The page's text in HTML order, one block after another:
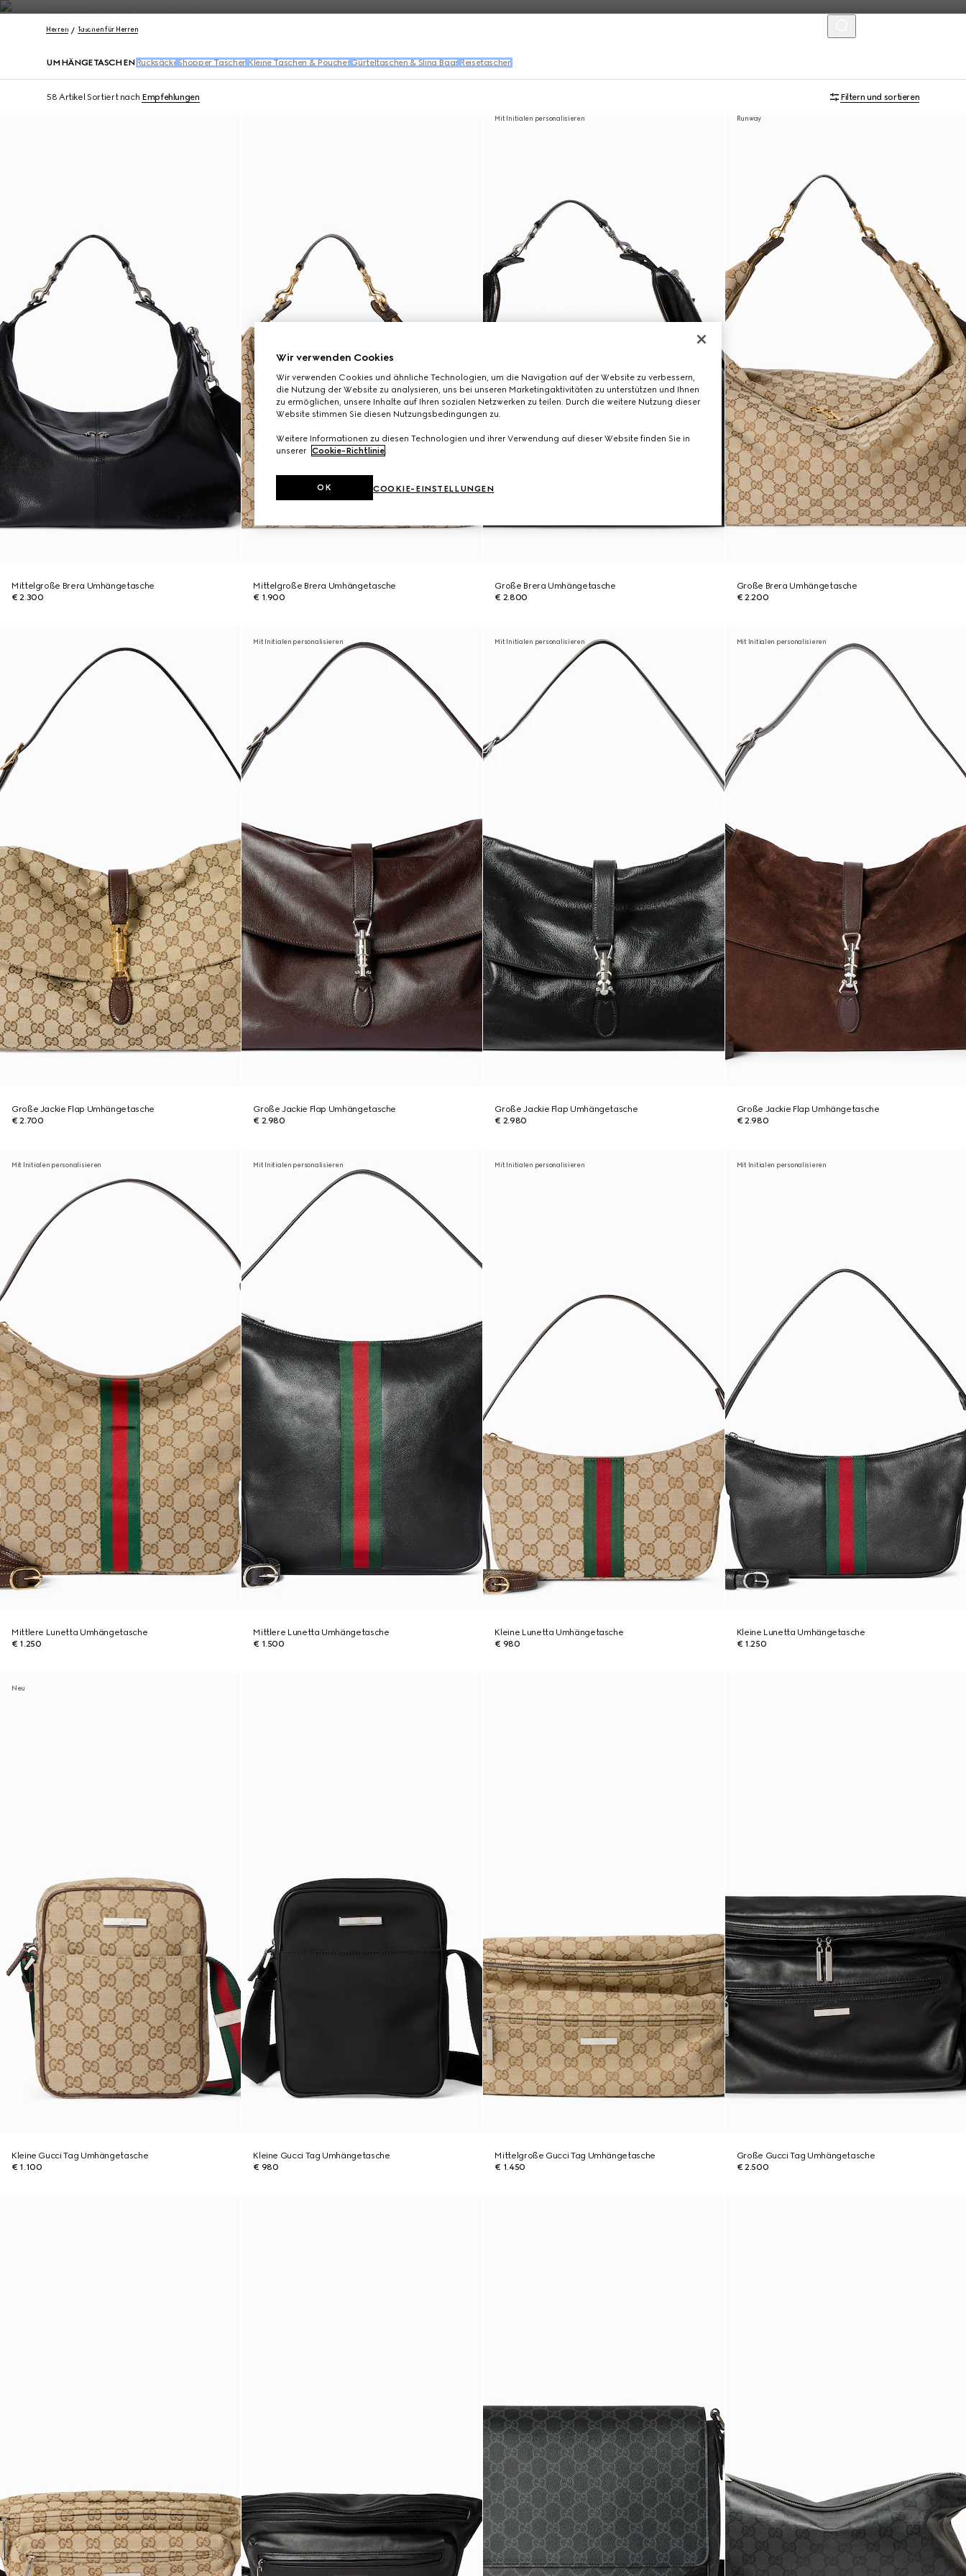
Kontakt
Herren Taschen für Herren
UMHÄNGETASCHEN RucksäckeShopper Taschen Kleine Taschen & Pouches Gürteltaschen & Sling Bags Reisetaschen
58 Artikel Sortiert nach Empfehlungen Filtern und sortieren
Mittelgroße Brera Umhängetasche
€ 2.300
Mittelgroße Brera Umhängetasche
€ 1.900
Mit Initialen personalisieren
Große Brera Umhängetasche
€ 2.800
Runway
Große Brera Umhängetasche
€ 2.200
Große Jackie Flap Umhängetasche
€ 2.700
Mit Initialen personalisieren
Große Jackie Flap Umhängetasche
€ 2.980
Mit Initialen personalisieren
Große Jackie Flap Umhängetasche
€ 2.980
Mit Initialen personalisieren
Große Jackie Flap Umhängetasche
€ 2.980
Mit Initialen personalisieren
Mittlere Lunetta Umhängetasche
€ 1.250
Mit Initialen personalisieren
Mittlere Lunetta Umhängetasche
€ 1.500
Mit Initialen personalisieren
Kleine Lunetta Umhängetasche
€ 980
Mit Initialen personalisieren
Kleine Lunetta Umhängetasche
€ 1.250
Neu
Kleine Gucci Tag Umhängetasche
€ 1.100
Kleine Gucci Tag Umhängetasche
€ 980
Mittelgroße Gucci Tag Umhängetasche
€ 1.450
Große Gucci Tag Umhängetasche
€ 2.500
Wir verwenden Cookies
Wir verwenden Cookies und ähnliche Technologien, um die Navigation auf der Website zu verbessern,
die Nutzung der Website zu analysieren, uns bei unseren Marketingaktivitäten zu unterstützen und Ihnen
zu ermöglichen, unsere Inhalte auf Ihren sozialen Netzwerken zu teilen. Durch die weitere Nutzung dieser
Website stimmen Sie diesen Nutzungsbedingungen zu.
Weitere Informationen zu diesen Technologien und ihrer Verwendung auf dieser Website finden Sie in
unserer Cookie-Richtlinie.
COOKIE-EINSTELLUNGEN
OK